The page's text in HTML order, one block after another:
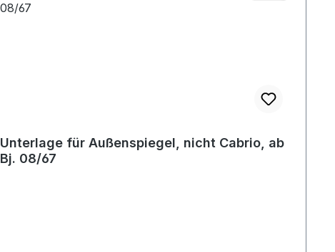
Unterlage für Außenspiegel, nicht Cabrio, ab
Bj. 08/67